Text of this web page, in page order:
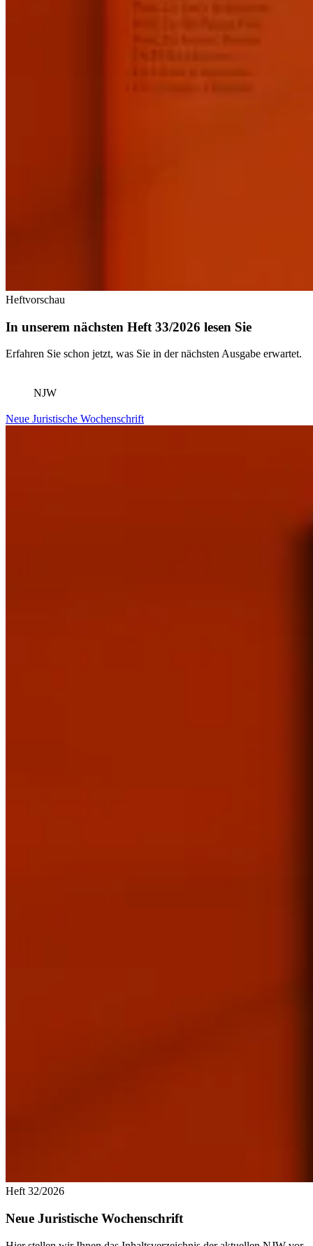
Heftvorschau
In unserem nächsten Heft 33/2026 lesen Sie
Erfahren Sie schon jetzt, was Sie in der nächsten Ausgabe erwartet.
NJW
Neue Juristische Wochenschrift
Heft 32/2026
Neue Juristische Wochenschrift